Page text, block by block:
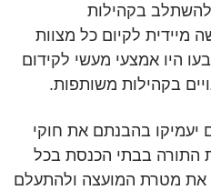
להשתלב בקהילות
מיידית לקיום כל מצוות
היו אמצעי מעשי לקידום
בקהילות משותפות.
יעמיקו בהבנתם את חוקי
התורה בבתי הכנסת בכל
את מטרת המועצה ולהתעלם